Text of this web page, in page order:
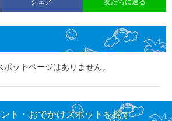
ットページはありません。
ト・おでかけスポットを探す